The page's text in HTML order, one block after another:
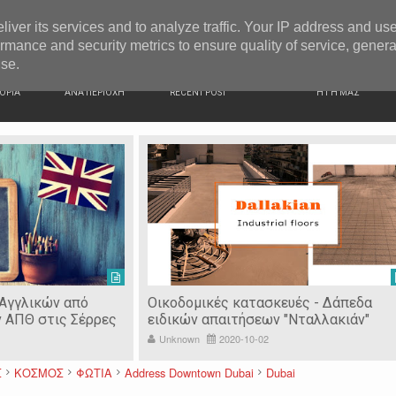
ΑΝΑ ΠΕΡΙΟΧΗ RECENT POST Η ΓΗ ΜΑΣ
από
ΑΠΘ στις Σέρρες
Οικοδομικές κατασκευές - Δάπεδα
ειδικών απαιτήσεων "Νταλλακιάν"
Unknown 2020-10-02
ΚΟΣΜΟΣ ΦΩΤΙΑ Address Downtown Dubai Dubai
its services and to analyze traffic. Your IP address and
and security metrics to ensure quality of service,